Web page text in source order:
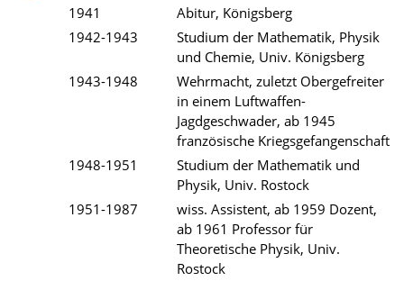
1941
Abitur, Königsberg
1942-1943
Studium der Mathematik, Physik
und Chemie, Univ. Königsberg
1943-1948
Wehrmacht, zuletzt Obergefreiter
in einem Luftwaffen-
Jagdgeschwader, ab 1945
französische Kriegsgefangenschaft
1948-1951
Studium der Mathematik und
Physik, Univ. Rostock
1951-1987
wiss. Assistent, ab 1959 Dozent,
ab 1961 Professor für
Theoretische Physik, Univ.
Rostock